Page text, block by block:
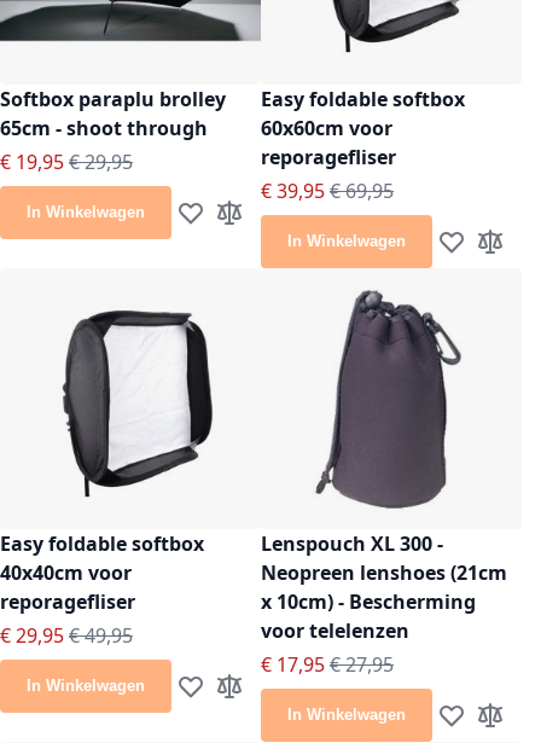
Softbox paraplu brolley
65cm - shoot through
Speciale prijs
€ 19,95Normale prijs
€ 29,95
In Winkelwagen Voeg toe aan verlanglijst
Toevoegen om te vergelijken
Easy foldable softbox
60x60cm voor
reporagefliser
Speciale prijs
€ 39,95Normale prijs
€ 69,95
In Winkelwagen Voeg toe
Easy foldable softbox
40x40cm voor
reporagefliser
Speciale prijs
€ 29,95Normale prijs
€ 49,95
In Winkelwagen Voeg toe aan verlanglijst
Toevoegen om te vergelijken
Lenspouch XL 300 -
Neopreen lenshoes (21cm
x 10cm) - Bescherming
voor telelenzen
Speciale prijs
€ 17,95Normale prijs
€ 27,95
In Winkelwagen Voeg toe